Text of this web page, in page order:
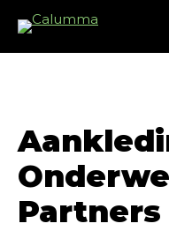
Partners